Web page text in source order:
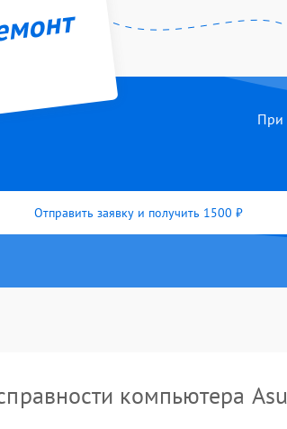
При
Отправить заявку и получить 1500 ₽
компьютера